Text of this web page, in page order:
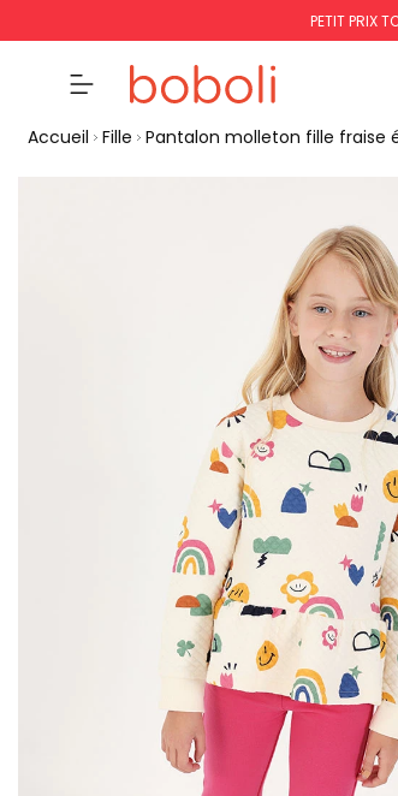
PETIT PRIX
Accueil Fille Pantalon molleton fille fraise